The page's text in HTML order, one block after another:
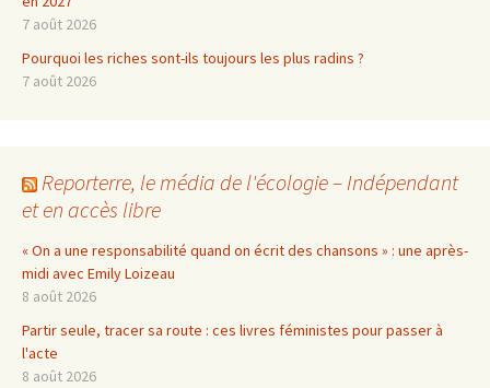
7 août 2026
Pourquoi les riches sont-ils toujours les plus radins ?
7 août 2026
Reporterre, le média de l'écologie – Indépendant
et en accès libre
« On a une responsabilité quand on écrit des chansons » : une après-
midi avec Emily Loizeau
8 août 2026
Partir seule, tracer sa route : ces livres féministes pour passer à
l'acte
8 août 2026